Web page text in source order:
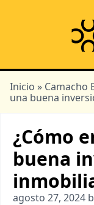
Inicio » Camacho
una buena
¿Cómo
buena
agosto 27, 2024